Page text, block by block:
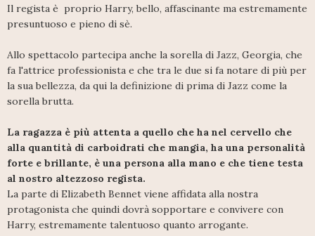
Il regista è proprio Harry, bello, affascinante ma estremamente
presuntuoso e pieno di sè.
Allo spettacolo partecipa anche la sorella di Jazz, Georgia, che
fa l'attrice professionista e che tra le due si fa notare di più per
la sua bellezza, da qui la definizione di prima di Jazz come la
sorella brutta.
La ragazza è più attenta a quello che ha nel cervello che
alla quantità di carboidrati che mangia, ha una personalità
forte e brillante, è una persona alla mano e che tiene testa
al nostro altezzoso regista.
La parte di Elizabeth Bennet viene affidata alla nostra
protagonista che quindi dovrà sopportare e convivere con
Harry, estremamente talentuoso quanto arrogante.